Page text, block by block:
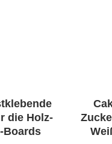
die Holz-
Boards